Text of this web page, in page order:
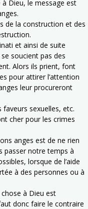
Dieu, le message est
de la construction et des
et ainsi de suite
soucient pas des
Alors ils prient, font
pour attirer l’attention
leur procureront
faveurs sexuelles, etc.
cher pour les crimes
anges est de ne rien
passer notre temps à
lorsque de l’aide
à des personnes ou à
à Dieu est
donc faire le contraire